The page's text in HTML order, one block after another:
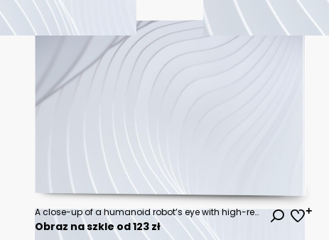
A close-up of a humanoid robot’s eye with high-resolution imaging technology, modern tech background, Futuristic style
Obraz na szkle od 123 zł